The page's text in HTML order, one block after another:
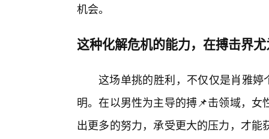
机会。
这种化解危机的能力，在搏击界
这场单挑的胜利，不仅仅是肖雅婷
明。在以男性为主导的搏📌击领域，
出更多的努力，承受更大的压力，才